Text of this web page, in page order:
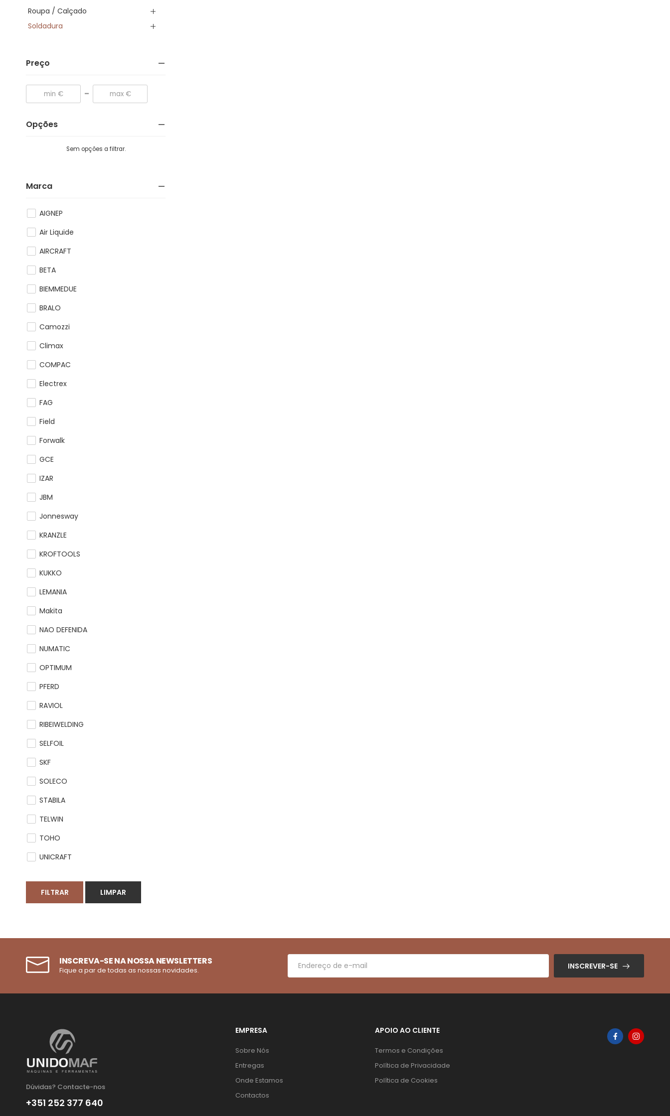
Roupa / Calçado
Soldadura
Preço
-
Opções
Sem opções a filtrar.
Marca
AIGNEP
Air Liquide
AIRCRAFT
BETA
BIEMMEDUE
BRALO
Camozzi
Climax
COMPAC
Electrex
FAG
Field
Forwalk
GCE
IZAR
JBM
Jonnesway
KRANZLE
KROFTOOLS
KUKKO
LEMANIA
Makita
NAO DEFENIDA
NUMATIC
OPTIMUM
PFERD
RAVIOL
RIBEIWELDING
SELFOIL
SKF
SOLECO
STABILA
TELWIN
TOHO
UNICRAFT
FILTRAR LIMPAR
INSCREVA-SE NA NOSSA NEWSLETTERS
Fique a par de todas as nossas novidades. INSCREVER-SE
Dúvidas? Contacte-nos
+351 252 377 640
EMPRESA
Sobre Nós
Entregas
Onde Estamos
Contactos
APOIO AO CLIENTE
Termos e Condições
Política de Privacidade
Política de Cookies